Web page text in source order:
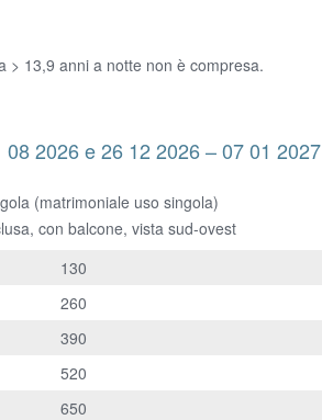
> 13,9 anni a notte non è compresa.
2026 e 26 12 2026 – 07 01 2027
(matrimoniale uso singola)
con balcone, vista sud-ovest
130
260
390
520
650